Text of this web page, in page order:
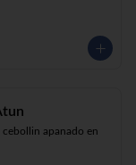
apanado en